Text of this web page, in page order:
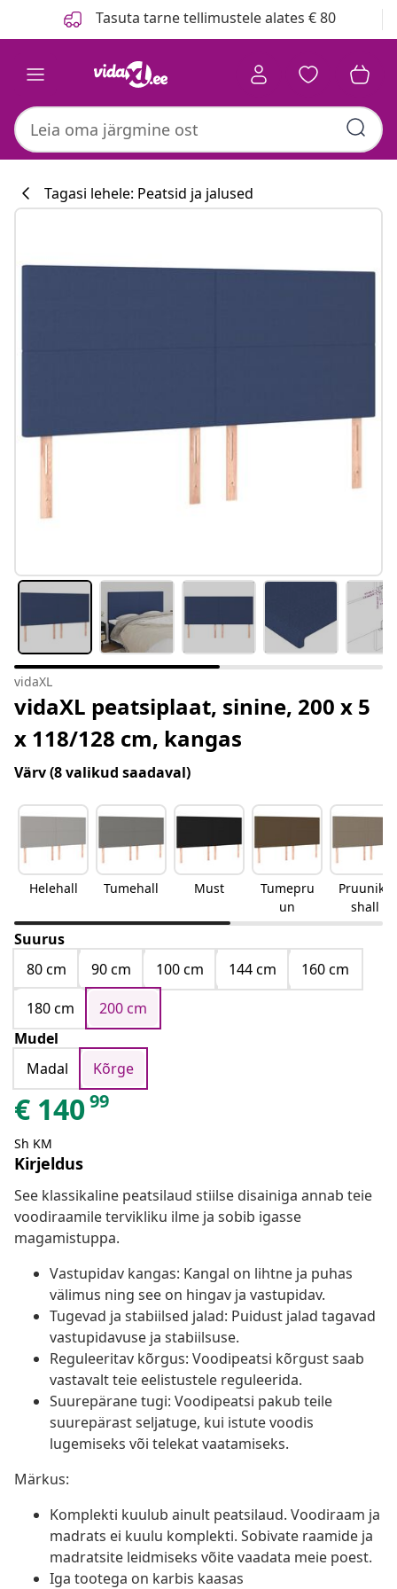
Tasuta tarne tellimustele alates € 80
Tagasi lehele: Peatsid ja jalused
vidaXL
vidaXL peatsiplaat, sinine, 200 x 5
x 118/128 cm, kangas
Värv(8 valikud saadaval)
Helehall Tumehall Must
Tumepru
un
Pruunika
shall
Suurus
80 cm
90 cm 100 cm 144 cm
160 cm
180 cm
200 cm
Mudel
Madal
Kõrge
€ 14099
Sh KM
Kirjeldus
See klassikaline peatsilaud stiilse disainiga annab teie
voodiraamile tervikliku ilme ja sobib igasse
magamistuppa.
Vastupidav kangas: Kangal on lihtne ja puhas
välimus ning see on hingav ja vastupidav.
Tugevad ja stabiilsed jalad: Puidust jalad tagavad
vastupidavuse ja stabiilsuse.
Reguleeritav kõrgus: Voodipeatsi kõrgust saab
vastavalt teie eelistustele reguleerida.
Suurepärane tugi: Voodipeatsi pakub teile
suurepärast seljatuge, kui istute voodis
lugemiseks või telekat vaatamiseks.
Märkus:
Komplekti kuulub ainult peatsilaud. Voodiraam ja
madrats ei kuulu komplekti. Sobivate raamide ja
madratsite leidmiseks võite vaadata meie poest.
Iga tootega on karbis kaasas